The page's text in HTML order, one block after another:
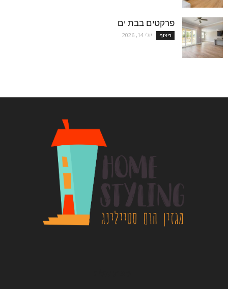
פרקטים בבת ים
ריצוף יולי 14, 2026